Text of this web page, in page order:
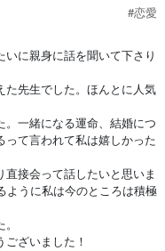
#恋愛
に親身に話を聞いて下さり
た先生でした。ほんとに人気
一緒になる運命、結婚につ
て言われて私は嬉しかった
接会って話したいと思いま
ように私は今のところは積極
ざいました！